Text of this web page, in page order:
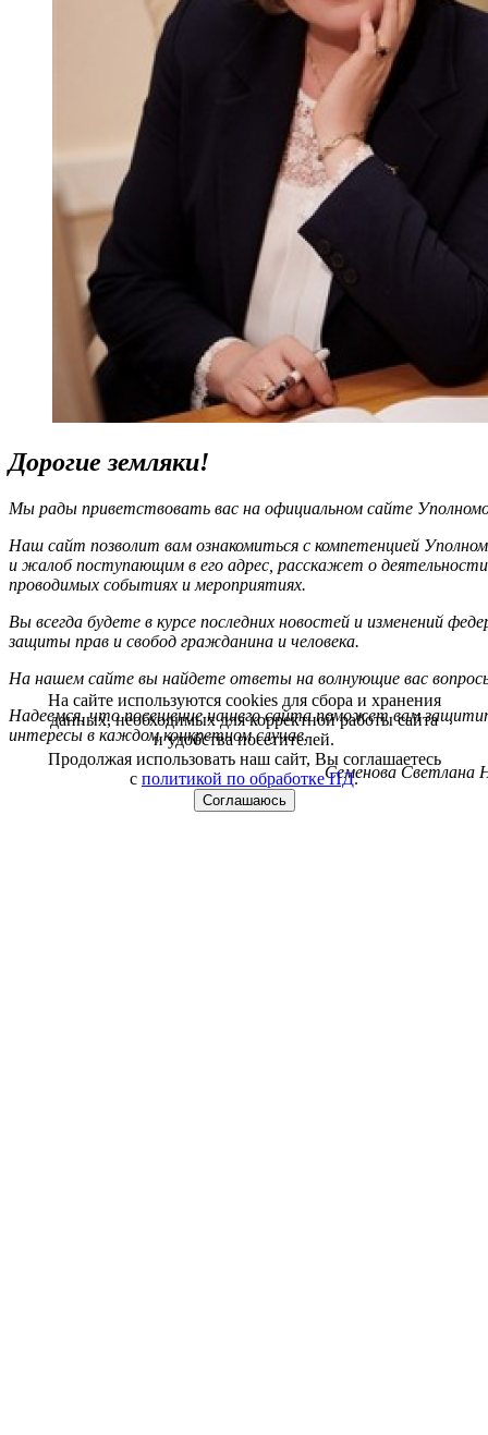
Дорогие земляки!
Мы рады приветствовать вас на официальном сайте
Наш сайт позволит вам ознакомиться с компетенцией
и жалоб поступающим в его адрес, расскажет о
проводимых событиях и мероприятиях.
Вы всегда будете в курсе последних новостей и изменений
защиты прав и свобод гражданина и человека.
На нашем сайте вы найдете ответы на волнующие вас
Надеемся, что посещение нашего сайта поможет вам
интересы в каждом конкретном случае.
Семенова Светлана
На сайте используются cookies для сбора и хранения
данных, необходимых для корректной работы сайта
и удобства посетителей.
Продолжая использовать наш сайт, Вы соглашаетесь
с политикой по обработке ПД.
Соглашаюсь